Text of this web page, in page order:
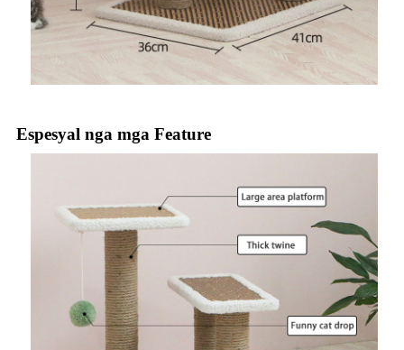
Espesyal nga mga Feature